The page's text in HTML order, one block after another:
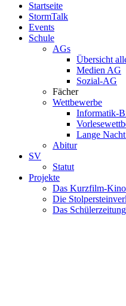
Stormstory
Eure digitale
Startseite
StormTalk
Events
Schule
AGs
Übersicht
Medien AG
Sozial-AG
Fächer
Wettbewerbe
Informatik-
Lange
Abitur
SV
Statut
Projekte
Das Kurzfilm-Kino
Die
Das